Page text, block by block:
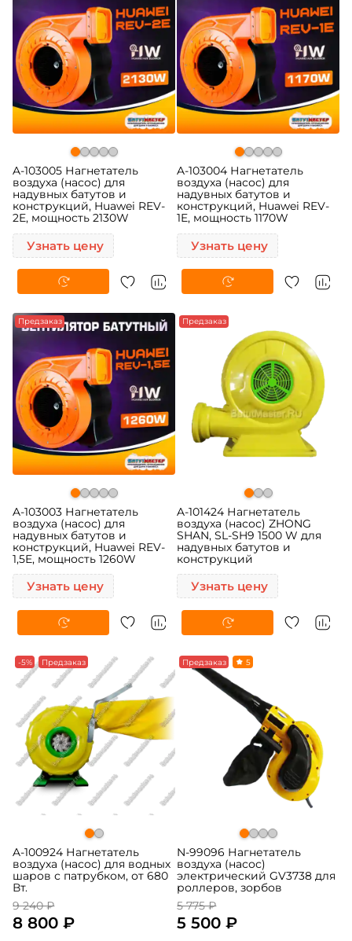
A-103005 Нагнетатель
воздуха (насос) для
надувных батутов и
конструкций, Huawei REV-
2E, мощность 2130W
Узнать цену
A-103004 Нагнетатель
воздуха (насос) для
надувных батутов и
конструкций, Huawei REV-
1E, мощность 1170W
Узнать цену
Предзаказ
A-103003 Нагнетатель
воздуха (насос) для
надувных батутов и
конструкций, Huawei REV-
1,5E, мощность 1260W
Узнать цену
Предзаказ
A-101424 Нагнетатель
воздуха (насос) ZHONG
SHAN, SL-SH9 1500 W для
надувных батутов и
конструкций
Узнать цену
-5% Предзаказ
A-100924 Нагнетатель
воздуха (насос) для водных
шаров с патрубком, от 680
Вт.
9 240 ₽
8 800 ₽
-5% Предзаказ
N-99096 Нагнетатель
воздуха (насос)
электрический GV3738 для
роллеров, зорбов
5 775 ₽
5 500 ₽